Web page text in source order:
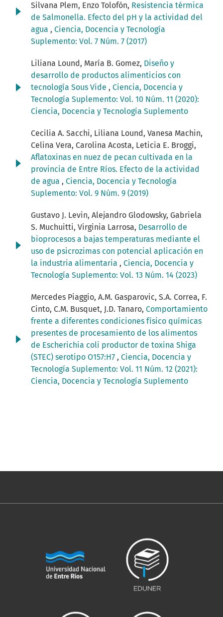
Silvana Plem, Enzo Tolofón, Resistencia térmica
de Salmonella. Efecto del pH y la actividad del
agua , Ciencia, Docencia y Tecnología
Suplemento: Vol. 7 Núm. 7 (2017)
Liliana Lound, María B. Gomez, Diseño y
desarrollo de productos alimenticios con
tecnología Sous Vide , Ciencia, Docencia y
Tecnología Suplemento: Vol. 10 Núm. 11 (2020):
Ciencia, Docencia y Tecnología Suplemento
Cecilia A. Sacchi, Liliana Lound, Vanesa Machin,
Celina Vera, Carolina Acosta, Leticia E. Broggi,
Aflatoxinas en nuez de pecan cultivada en la
provincia de Entre Ríos. Efecto de la actividad
de agua , Ciencia, Docencia y Tecnología
Suplemento: Vol. 9 Núm. 9 (2019)
Gustavo J. Levin, Alejandro Glodowsky, Gabriela
S. Muchuitti, Virginia Larrosa, Desarrollo de
bioprocesos a bajas temperaturas mediante el
uso de psicrozimas con potencial aplicación en
la industria alimentaria , Ciencia, Docencia y
Tecnología Suplemento: Vol. 13 Núm. 14 (2023)
Mercedes Piaggio, A.M. Gasparovic, S.A. Correa, F.
Cinto, C.M. Busquet, J.D. Tanaro, Comportamiento
frente a diferentes condiciones físico químicas
presentes de procesamiento de los alimentos
de Escherichia coli productor de toxina Shiga
(STEC) serotipo O157:H7 , Ciencia, Docencia y
Tecnología Suplemento: Vol. 11 Núm. 12 (2021):
Ciencia, Docencia y Tecnología Suplemento